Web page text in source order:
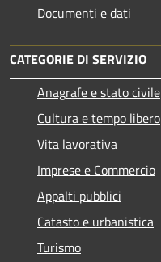
Documenti e dati
CATEGORIE DI SERVIZIO
Anagrafe e stato civile
Cultura e tempo libero
Vita lavorativa
Imprese e Commercio
Appalti pubblici
Catasto e urbanistica
Turismo